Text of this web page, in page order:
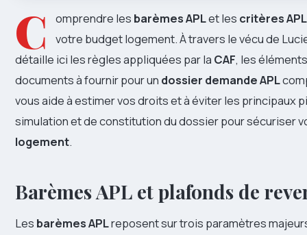
C omprendre les barèmes APLet les critères APL
votre budget logement. À travers le vécu de
détaille ici les règles appliquées par la CAF, les
documents à fournir pour un dossier demande APL
vous aide à estimer vos droits et à éviter les principaux
simulation et de constitution du dossier pour sécuriser
logement.
Barèmes APL et plafonds de
Les barèmes APLreposent sur trois paramètres